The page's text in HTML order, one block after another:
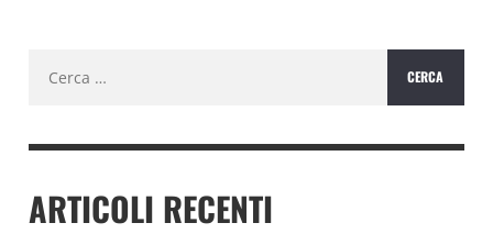
per:
ARTICOLI RECENTI